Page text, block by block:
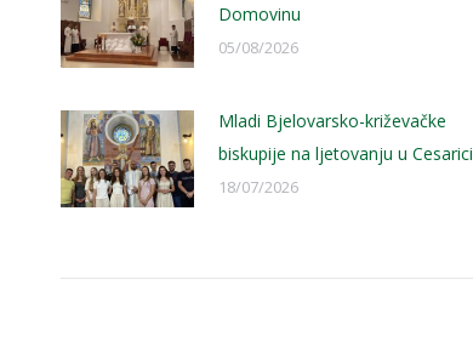
Domovinu
05/08/2026
Mladi Bjelovarsko-križevačke
biskupije na ljetovanju u Cesarici
18/07/2026